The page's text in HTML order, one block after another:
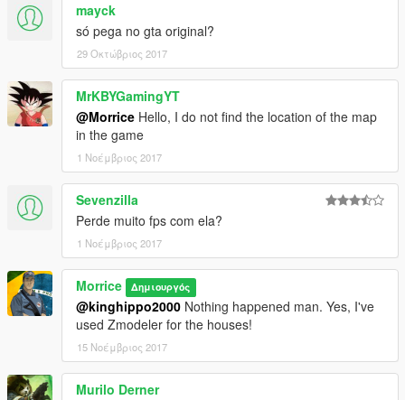
mayck
só pega no gta original?
29 Οκτώβριος 2017
MrKBYGamingYT
@Morrice Hello, I do not find the location of the map
in the game
1 Νοέμβριος 2017
Sevenzilla
Perde muito fps com ela?
1 Νοέμβριος 2017
Morrice Δημιουργός
@kinghippo2000 Nothing happened man. Yes, I've
used Zmodeler for the houses!
15 Νοέμβριος 2017
Murilo Derner